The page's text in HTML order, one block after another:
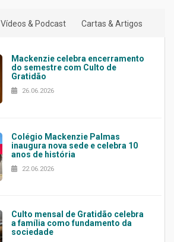
Vídeos & Podcast Cartas & Artigos
Mackenzie celebra encerramento
do semestre com Culto de
Gratidão
26.06.2026
Colégio Mackenzie Palmas
inaugura nova sede e celebra 10
anos de história
22.06.2026
Culto mensal de Gratidão celebra
a família como fundamento da
sociedade